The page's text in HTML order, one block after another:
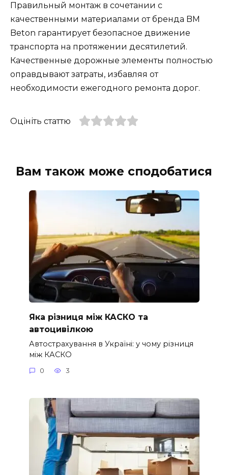
Правильный монтаж в сочетании с
качественными материалами от бренда BM
Beton гарантирует безопасное движение
транспорта на протяжении десятилетий.
Качественные дорожные элементы полностью
оправдывают затраты, избавляя от
необходимости ежегодного ремонта дорог.
Оцініть статтю
Вам також може сподобатися
Яка різниця між КАСКО та
автоцивілкою
Автострахування в Україні: у чому різниця
між КАСКО
0 3